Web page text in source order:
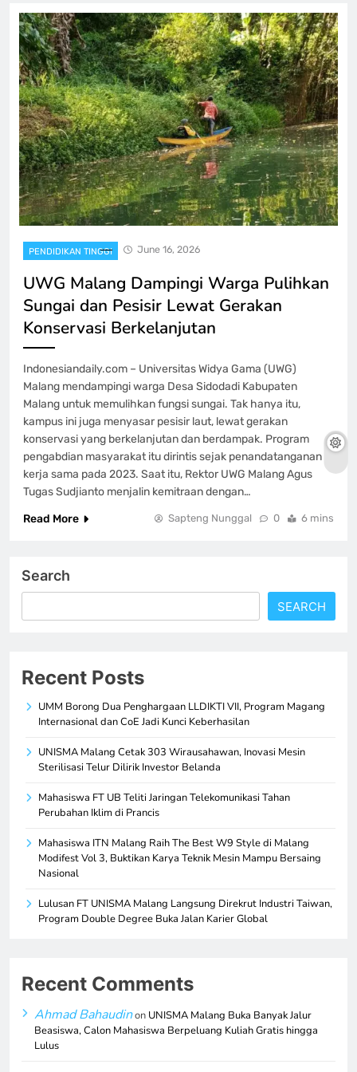
PENDIDIKAN TINGGI June 16, 2026
UWG Malang Dampingi Warga Pulihkan
Sungai dan Pesisir Lewat Gerakan
Konservasi Berkelanjutan
Indonesiandaily.com – Universitas Widya Gama (UWG)
Malang mendampingi warga Desa Sidodadi Kabupaten
Malang untuk memulihkan fungsi sungai. Tak hanya itu,
kampus ini juga menyasar pesisir laut, lewat gerakan
konservasi yang berkelanjutan dan berdampak. Program
pengabdian masyarakat itu dirintis sejak penandatanganan
kerja sama pada 2023. Saat itu, Rektor UWG Malang Agus
Tugas Sudjianto menjalin kemitraan dengan…
Read More
Sapteng Nunggal 0 6 mins
Search
SEARCH
Recent Posts
UMM Borong Dua Penghargaan LLDIKTI VII, Program Magang
Internasional dan CoE Jadi Kunci Keberhasilan
UNISMA Malang Cetak 303 Wirausahawan, Inovasi Mesin
Sterilisasi Telur Dilirik Investor Belanda
Mahasiswa FT UB Teliti Jaringan Telekomunikasi Tahan
Perubahan Iklim di Prancis
Mahasiswa ITN Malang Raih The Best W9 Style di Malang
Modifest Vol 3, Buktikan Karya Teknik Mesin Mampu Bersaing
Nasional
Lulusan FT UNISMA Malang Langsung Direkrut Industri Taiwan,
Program Double Degree Buka Jalan Karier Global
Recent Comments
Ahmad Bahaudinon UNISMA Malang Buka Banyak Jalur
Beasiswa, Calon Mahasiswa Berpeluang Kuliah Gratis hingga
Lulus